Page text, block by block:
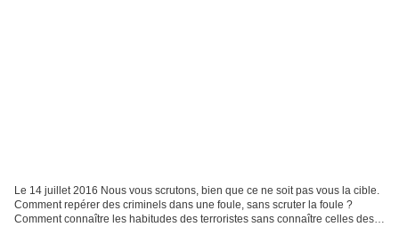
Le 14 juillet 2016 Nous vous scrutons, bien que ce ne soit pas vous la cible.
Comment repérer des criminels dans une foule, sans scruter la foule ?
Comment connaître les habitudes des terroristes sans connaître celles des